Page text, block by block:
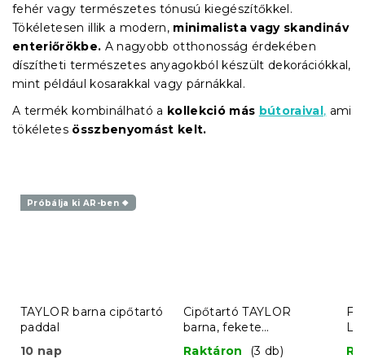
fehér vagy természetes tónusú kiegészítőkkel.
Tökéletesen illik a modern, minimalista vagy skandináv
enteriőrökbe. A nagyobb otthonosság érdekében
díszítheti természetes anyagokból készült dekorációkkal,
mint például kosarakkal vagy párnákkal.
A termék kombinálható a kollekció más bútoraival, ami
tökéletes összbenyomást kelt.
Próbálja ki AR-ben ❖
TAYLOR barna cipőtartó
paddal
10 nap
Cipőtartó TAYLOR
barna, fekete
konstrukcióval, 4 polccal
Raktáron (3 db)